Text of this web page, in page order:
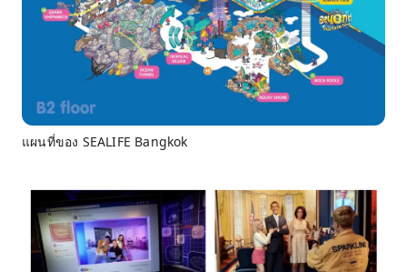
แผนที่ของ SEALIFE Bangkok